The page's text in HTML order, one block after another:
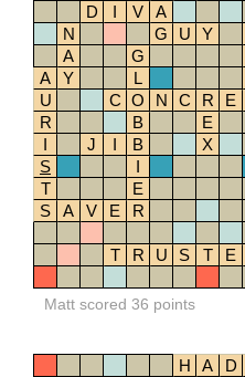
D
I V A
N
G U Y
A
G
A
Y L
U
C O N C R E
R
B E
I
J I B X
S
I
T
E
S
A V E R
T
R U S T E
Matt scored 36 points
H A D